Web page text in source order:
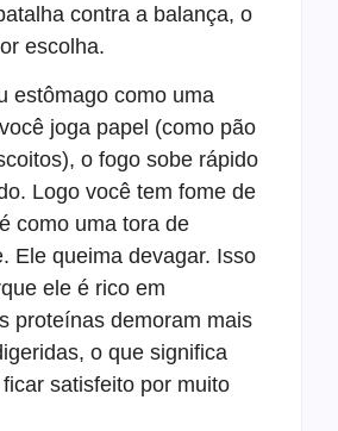
contra a balança, o
escolha.
estômago como uma
joga papel (como pão
o fogo sobe rápido
Logo você tem fome de
como uma tora de
Ele queima devagar. Isso
ele é rico em
proteínas demoram mais
o que significa
satisfeito por muito